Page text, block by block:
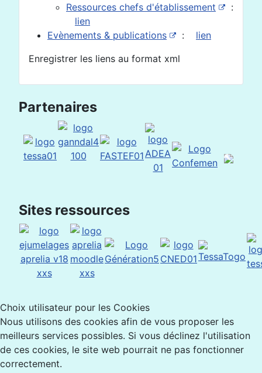
Ressources chefs d'établissement
:
lien
Evènements & publications
: lien
Enregistrer les liens au format xml
Partenaires
Sites ressources
Choix utilisateur pour les Cookies
Nous utilisons des cookies afin de vous proposer les
meilleurs services possibles. Si vous déclinez l'utilisation
de ces cookies, le site web pourrait ne pas fonctionner
correctement.